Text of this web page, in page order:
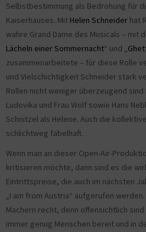
Selbstbestimmung als Bedrohung für
Kaiserhauses. Mit Helen Schneider hat
wahre Grand Dame des Musicals – mit
Lächeln einer Sommernacht“ und „
zusammenarbeitete – für diese Rolle
und Vielschichtigkeit Schneider stark
Rollen nicht weniger überzeugend sind
Ludovika und Frau Wolf sowie Hans
Schnitzel als Helene. Auch die
schlichtweg fabelhaft.
Wenn man an dieser Open-Air-
kritisieren möchte, dann sind es die
Eintrittspreise, die auch im nächsten
„I am from Austria“ aufgerufen
Machern recht, denn offensichtlich
immer genug Menschen bereit und in